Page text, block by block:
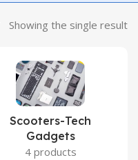
Showing the single result
Scooters-Tech
Gadgets
4 products